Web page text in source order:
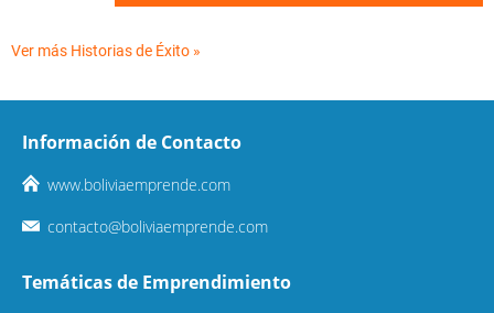
Ver más Historias de Éxito »
Información de Contacto
www.boliviaemprende.com
contacto@boliviaemprende.com
Temáticas de Emprendimiento